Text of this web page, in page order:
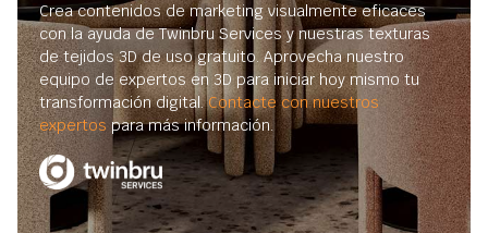
Crea contenidos de marketing visualmente eficaces
con la ayuda de Twinbru Services y nuestras texturas
de tejidos 3D de uso gratuito. Aprovecha nuestro
equipo de expertos en 3D para iniciar hoy mismo tu
transformación digital.Contacte con nuestros
expertos para más información.